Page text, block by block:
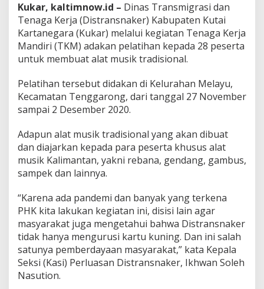
Kukar, kaltimnow.id – Dinas Transmigrasi dan
Tenaga Kerja (Distransnaker) Kabupaten Kutai
Kartanegara (Kukar) melalui kegiatan Tenaga Kerja
Mandiri (TKM) adakan pelatihan kepada 28 peserta
untuk membuat alat musik tradisional.
Pelatihan tersebut didakan di Kelurahan Melayu,
Kecamatan Tenggarong, dari tanggal 27 November
sampai 2 Desember 2020.
Adapun alat musik tradisional yang akan dibuat
dan diajarkan kepada para peserta khusus alat
musik Kalimantan, yakni rebana, gendang, gambus,
sampek dan lainnya.
“Karena ada pandemi dan banyak yang terkena
PHK kita lakukan kegiatan ini, disisi lain agar
masyarakat juga mengetahui bahwa Distransnaker
tidak hanya mengurusi kartu kuning. Dan ini salah
satunya pemberdayaan masyarakat,” kata Kepala
Seksi (Kasi) Perluasan Distransnaker, Ikhwan Soleh
Nasution.